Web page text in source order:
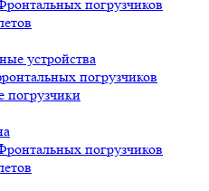
погрузчиков
устройства
погрузчиков
погрузчики
погрузчиков